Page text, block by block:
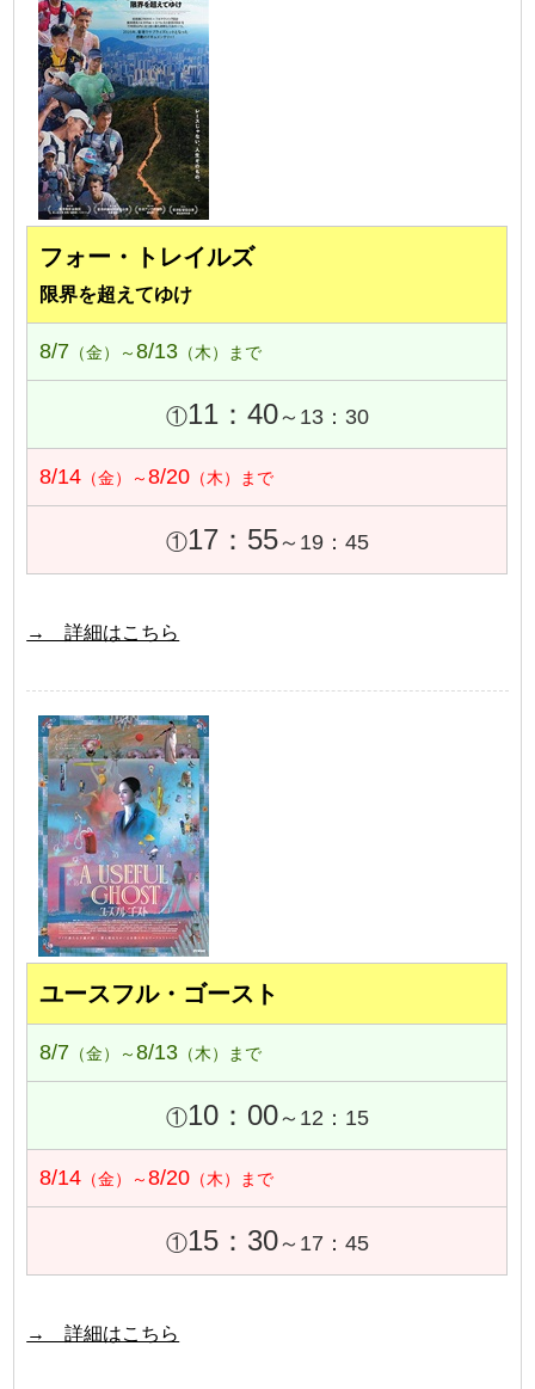
フォー・トレイルズ
限界を超えてゆけ
8/7 （金）～8/13 （木）まで
①11：40～13：30
8/14 （金）～8/20 （木）まで
①17：55～19：45
→ 詳細はこちら
ユースフル・ゴースト
8/7 （金）～8/13 （木）まで
①10：00～12：15
8/14 （金）～8/20 （木）まで
①15：30～17：45
→ 詳細はこちら